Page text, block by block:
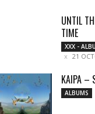
UNTIL
TIME
XXX -
21
KAIPA –
ALBUMS